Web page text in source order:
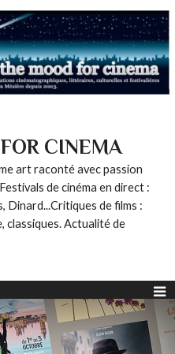
CINEMA
art raconté avec passion
de cinéma en direct :
Dinard...Critiques de films :
classiques. Actualité de